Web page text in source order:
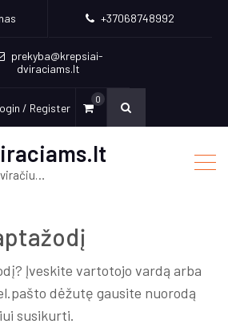
+37068748992
prekyba@krepsiai-
dviraciams.lt
/ Register
0
Įveskite vartotojo vardą arba
dėžutę gausite nuorodą
susikurti.